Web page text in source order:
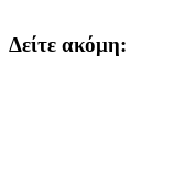
Δείτε ακόμη: